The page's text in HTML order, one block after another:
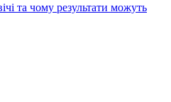
та чому результати можуть